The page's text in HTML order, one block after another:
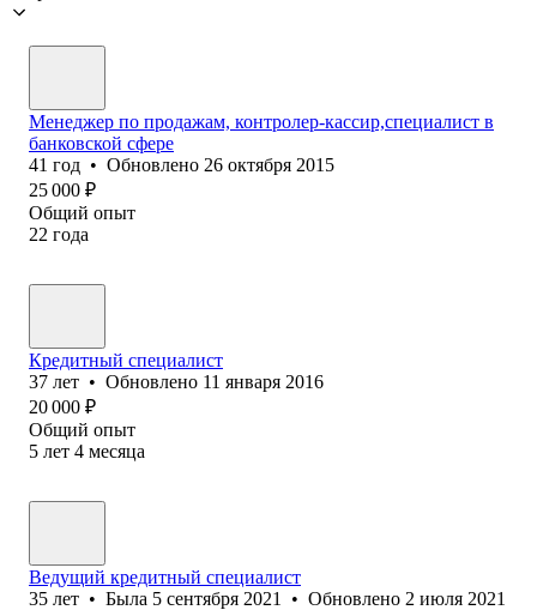
Менеджер по продажам, контролер-кассир,специалист в
банковской сфере
41 год • Обновлено 26 октября 2015
25 000 ₽
Общий опыт
22 года
Кредитный специалист
37 лет • Обновлено 11 января 2016
20 000 ₽
Общий опыт
5 лет 4 месяца
Ведущий кредитный специалист
35 лет • Была 5 сентября 2021 • Обновлено 2 июля 2021